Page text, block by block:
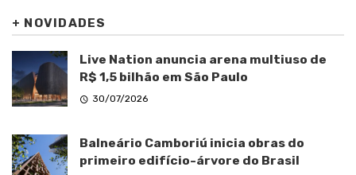
+ NOVIDADES
Live Nation anuncia arena multiuso de
R$ 1,5 bilhão em São Paulo
30/07/2026
Balneário Camboriú inicia obras do
primeiro edifício-árvore do Brasil